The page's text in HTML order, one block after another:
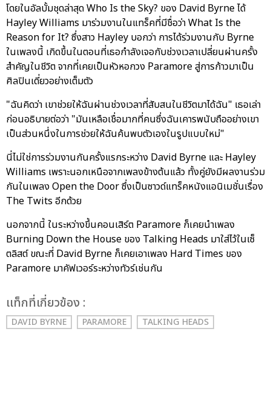
โดยในอัลบั้มชุดล่าสุด Who Is the Sky? ของ David Byrne ได้
Hayley Williams มาร่วมงานในแทร็คที่มีชื่อว่า What Is the
Reason for It? ซึ่งสาว Hayley บอกว่า การได้ร่วมงานกับ Byrne
ในเพลงนี้ เกิดขึ้นในตอนที่เธอกำลังเจอกับช่วงเวลาเปลี่ยนผ่านครั้ง
สำคัญในชีวิต จากที่เคยเป็นหัวหอกวง Paramore สู่การก้าวมาเป็น
ศิลปินเดี่ยวอย่างเต็มตัว
"ฉันคิดว่า เขาช่วยให้ฉันผ่านช่วงเวลาที่สับสนในชีวิตมาได้ฉัน" เธอเล่า
ก่อนอธิบายต่อว่า "มันเหลือเชื่อมากที่คนซึ่งฉันเคารพนับถืออย่างเขา
เป็นส่วนหนึ่งในการช่วยให้ฉันค้นพบตัวเองในรูปแบบใหม่"
นี่ไม่ใช่การร่วมงานกันครั้งแรกระหว่าง David Byrne และ Hayley
Williams เพราะนอกเหนือจากเพลงข้างต้นแล้ว ทั้งคู่ยังมีผลงานร่วม
กันในเพลง Open the Door ซึ่งเป็นซาวด์แทร็คหนังแอนิเมชั่นเรื่อง
The Twits อีกด้วย
นอกจากนี้ ในระหว่างขึ้นคอนเสิร์ต Paramore ก็เคยนำเพลง
Burning Down the House ของ Talking Heads มาใส่ไว้ในเซ็
ตลิสต์ ขณะที่ David Byrne ก็เคยเอาเพลง Hard Times ของ
Paramore มาคัฟเวอร์ระหว่างทัวร์เช่นกัน
เเท็กที่เกี่ยวข้อง :
DAVID BYRNE PARAMORE TALKING HEADS